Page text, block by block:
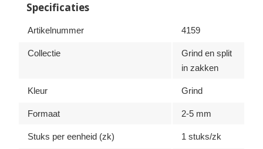
Specificaties
Artikelnummer 4159
Collectie
Grind en split
in zakken
Kleur Grind
Formaat 2-5 mm
Stuks per eenheid (zk) 1 stuks/zk